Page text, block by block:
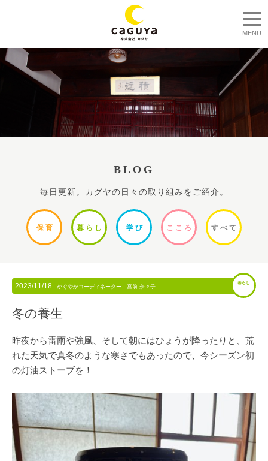
MENU
BLOG
毎日更新。カグヤの日々の取り組みをご紹介。
保 育 暮ら し 学 び ここ ろ すべて
2023/11/18 かぐやかコーディネーター 宮前 奈々子
暮らし
冬の養生
昨夜から雷雨や強風、そして朝にはひょうが降ったりと、荒
れた天気で真冬のような寒さでもあったので、今シーズン初
の灯油ストーブを！